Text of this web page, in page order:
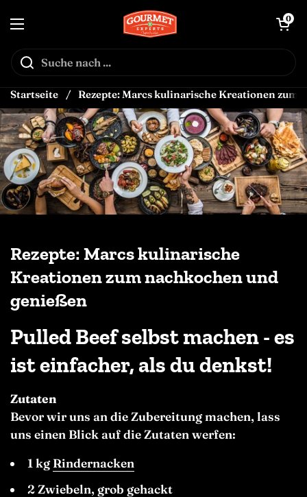
Open Accessibility Widget
Menü öffnen
Warenkorb
0
Startseite / Rezepte: Marcs kulinarische Kreationen zum
Rezepte: Marcs kulinarische
Kreationen zum nachkochen und
genießen
Pulled Beef selbst machen - es
ist einfacher, als du denkst!
Zutaten
Bevor wir uns an die Zubereitung machen, lass
uns einen Blick auf die Zutaten werfen:
1 kgRindernacken
2 Zwiebeln, grob gehackt